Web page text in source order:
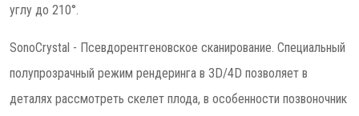
углу до 210°.
SonoCrystal - Псевдорентгеновское сканирование. Специальный
полупрозрачный режим рендеринга в 3D/4D позволяет в
деталях рассмотреть скелет плода, в особенности позвоночник